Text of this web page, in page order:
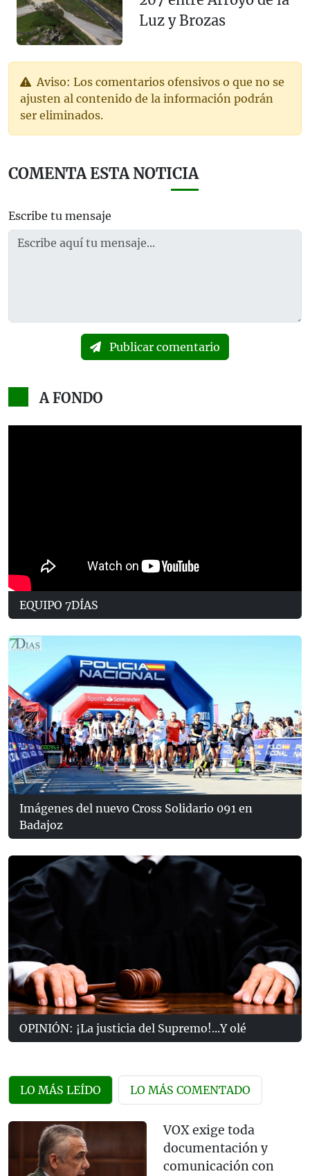
Luz y Brozas
Aviso: Los comentarios ofensivos o que no se
ajusten al contenido de la información podrán
ser eliminados.
COMENTA ESTA NOTICIA
Escribe tu mensaje
Publicar comentario
A FONDO
EQUIPO 7DÍAS
Imágenes del nuevo Cross Solidario 091 en
Badajoz
OPINIÓN: ¡La justicia del Supremo!...Y olé
LO MÁS LEÍDO LO MÁS COMENTADO
VOX exige toda
documentación y
comunicación con